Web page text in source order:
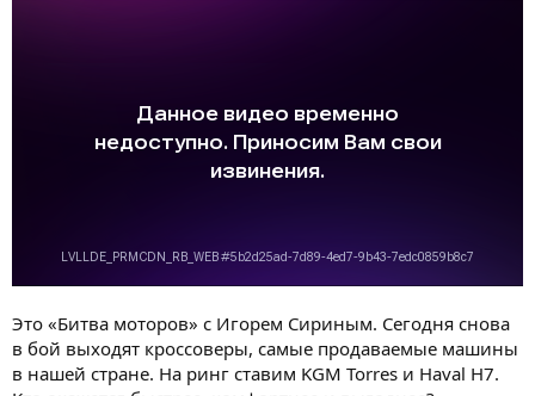
Это «Битва моторов» с Игорем Сириным. Сегодня снова
в бой выходят кроссоверы, самые продаваемые машины
в нашей стране. На ринг ставим KGM Torres и Haval H7.